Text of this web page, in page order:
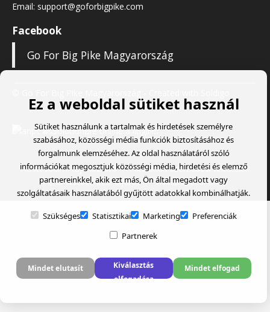
Email: support@goforbigpike.com
Facebook
Go For Big Pike Magyarország
Adatvédelmi tájékoztató
Általános szerződési feltételek
Pénzvisszatérítési eljárás
Visszaküldési űrlap
Ez a weboldal sütiket használ
Sütiket használunk a tartalmak és hirdetések személyre
szabásához, közösségi média funkciók biztosításához és
forgalmunk elemzéséhez. Az oldal használatáról szóló
információkat megosztjuk közösségi média, hirdetési és elemző
partnereinkkel, akik ezt más, Ön által megadott vagy
szolgáltatásaik használatából gyűjtött adatokkal kombinálhatják.
Szükséges Statisztikai Marketing
Preferenciák
Partnerek
Mindet elutasít
Kiválasztás
elfogadása
Mindet elfogad